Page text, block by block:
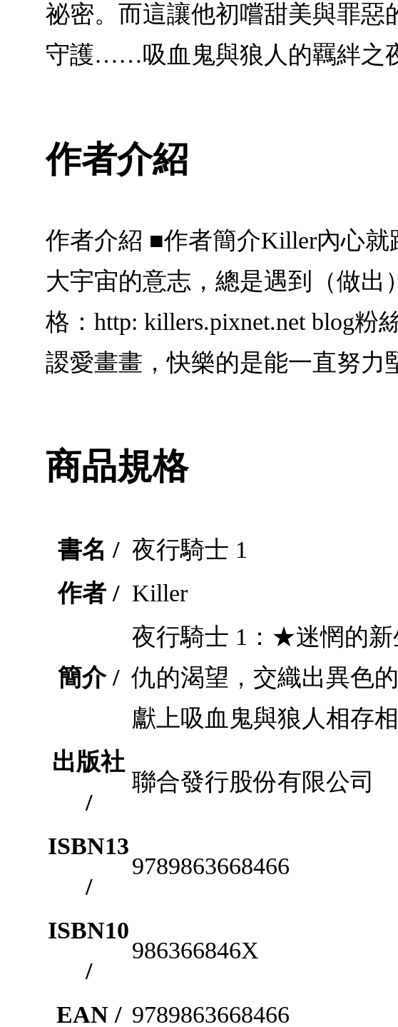
祕密。而這讓他初嚐甜美與罪惡
守護……吸血鬼與狼人的羈絆之
作者介紹
作者介紹 ■作者簡介Killer內心
大宇宙的意志，總是遇到（做
格：http: killers.pixnet.net blog粉
謖愛畫畫，快樂的是能一直努力
商品規格
書名 / 夜行騎士 1
作者 / Killer
簡介 /
夜行騎士 1：★迷惘的
仇的渴望，交織出異色
獻上吸血鬼與狼人相存
出版社
/
聯合發行股份有限公司
ISBN13
/
9789863668466
ISBN10
/
986366846X
EAN / 9789863668466